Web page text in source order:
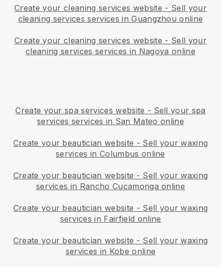
Create your cleaning services website - Sell your
cleaning services services in Guangzhou online
Create your cleaning services website - Sell your
cleaning services services in Nagoya online
Create your spa services website - Sell your spa
services services in San Mateo online
Create your beautician website - Sell your waxing
services in Columbus online
Create your beautician website - Sell your waxing
services in Rancho Cucamonga online
Create your beautician website - Sell your waxing
services in Fairfield online
Create your beautician website - Sell your waxing
services in Kobe online